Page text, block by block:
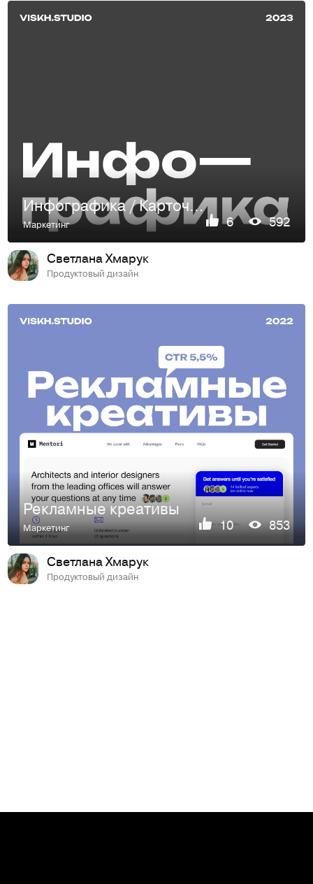
Инфографика / Карточка товара
Маркетинг 6 592
Светлана Хмарук
Продуктовый дизайн
Рекламные креативы
Маркетинг 10 853
Светлана Хмарук
Продуктовый дизайн